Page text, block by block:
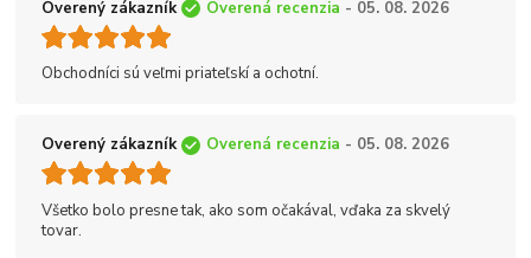
Overený zákazník Overená recenzia - 05. 08. 2026
Obchodníci sú veľmi priateľskí a ochotní.
Overený zákazník Overená recenzia - 05. 08. 2026
Všetko bolo presne tak, ako som očakával, vďaka za skvelý
tovar.